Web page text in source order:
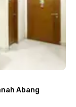
Abang